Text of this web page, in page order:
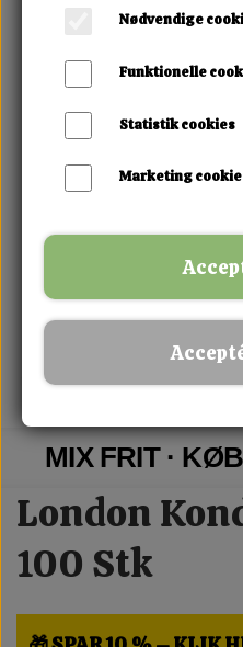
MIX FRIT ·
London
100 Stk
Nødvendige
Funktionelle
Statistik cookies
Marketing